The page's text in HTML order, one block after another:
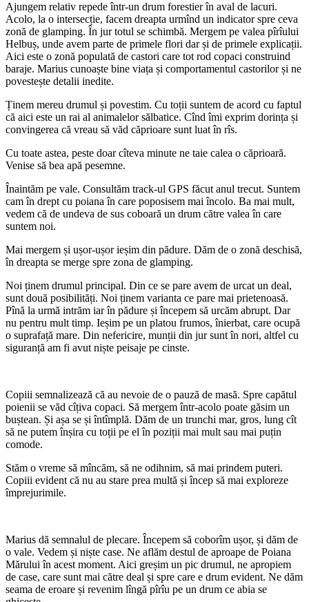
Ajungem relativ repede într-un drum forestier în aval de lacuri.
Acolo, la o intersecție, facem dreapta urmînd un indicator spre ceva
zonă de glamping. În jur totul se schimbă. Mergem pe valea pîrîului
Helbuș, unde avem parte de primele flori dar și de primele explicații.
Aici este o zonă populată de castori care tot rod copaci construind
baraje. Marius cunoaște bine viața și comportamentul castorilor și ne
povestește detalii inedite.
Ținem mereu drumul și povestim. Cu toții suntem de acord cu faptul
că aici este un rai al animalelor sălbatice. Cînd îmi exprim dorința și
convingerea că vreau să văd căprioare sunt luat în rîs.
Cu toate astea, peste doar cîteva minute ne taie calea o căprioară.
Venise să bea apă pesemne.
Înaintăm pe vale. Consultăm track-ul GPS făcut anul trecut. Suntem
cam în drept cu poiana în care poposisem mai încolo. Ba mai mult,
vedem că de undeva de sus coboară un drum către valea în care
suntem noi.
Mai mergem și ușor-ușor ieșim din pădure. Dăm de o zonă deschisă,
în dreapta se merge spre zona de glamping.
Noi ținem drumul principal. Din ce se pare avem de urcat un deal,
sunt două posibilități. Noi ținem varianta ce pare mai prietenoasă.
Pînă la urmă intrăm iar în pădure și începem să urcăm abrupt. Dar
nu pentru mult timp. Ieșim pe un platou frumos, înierbat, care ocupă
o suprafață mare. Din nefericire, munții din jur sunt în nori, altfel cu
siguranță am fi avut niște peisaje pe cinste.
Copiii semnalizează că au nevoie de o pauză de masă. Spre capătul
poienii se văd cîțiva copaci. Să mergem într-acolo poate găsim un
buștean. Și așa se și întîmplă. Dăm de un trunchi mar, gros, lung cît
să ne putem înșira cu toții pe el în poziții mai mult sau mai puțin
comode.
Stăm o vreme să mîncăm, să ne odihnim, să mai prindem puteri.
Copiii evident că nu au stare prea multă și încep să mai exploreze
împrejurimile.
Marius dă semnalul de plecare. Începem să coborîm ușor, și dăm de
o vale. Vedem și niște case. Ne aflăm destul de aproape de Poiana
Mărului în acest moment. Aici greșim un pic drumul, ne apropiem
de case, care sunt mai către deal și spre care e drum evident. Ne dăm
seama de eroare și revenim lîngă pîrîu pe un drum ce abia se